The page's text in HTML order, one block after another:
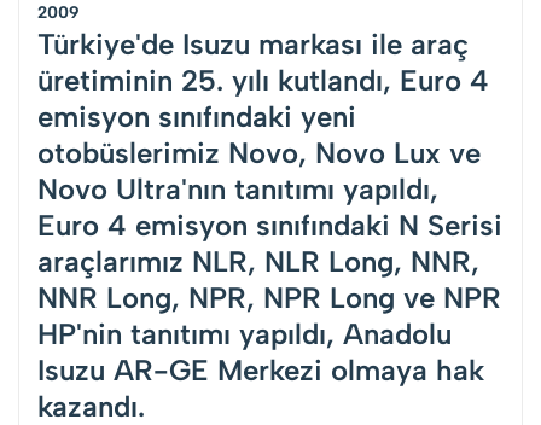
2009
Türkiye'de Isuzu markası ile araç
üretiminin 25. yılı kutlandı, Euro 4
emisyon sınıfındaki yeni
otobüslerimiz Novo, Novo Lux ve
Novo Ultra'nın tanıtımı yapıldı,
Euro 4 emisyon sınıfındaki N Serisi
araçlarımız NLR, NLR Long, NNR,
NNR Long, NPR, NPR Long ve NPR
HP'nin tanıtımı yapıldı, Anadolu
Isuzu AR-GE Merkezi olmaya hak
kazandı.